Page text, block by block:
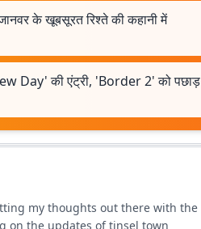
के खूबसूरत रिश्ते की कहानी में
Day' की एंट्री, 'Border 2' को पछाड़
thoughts out there with the
on the updates of tinsel town